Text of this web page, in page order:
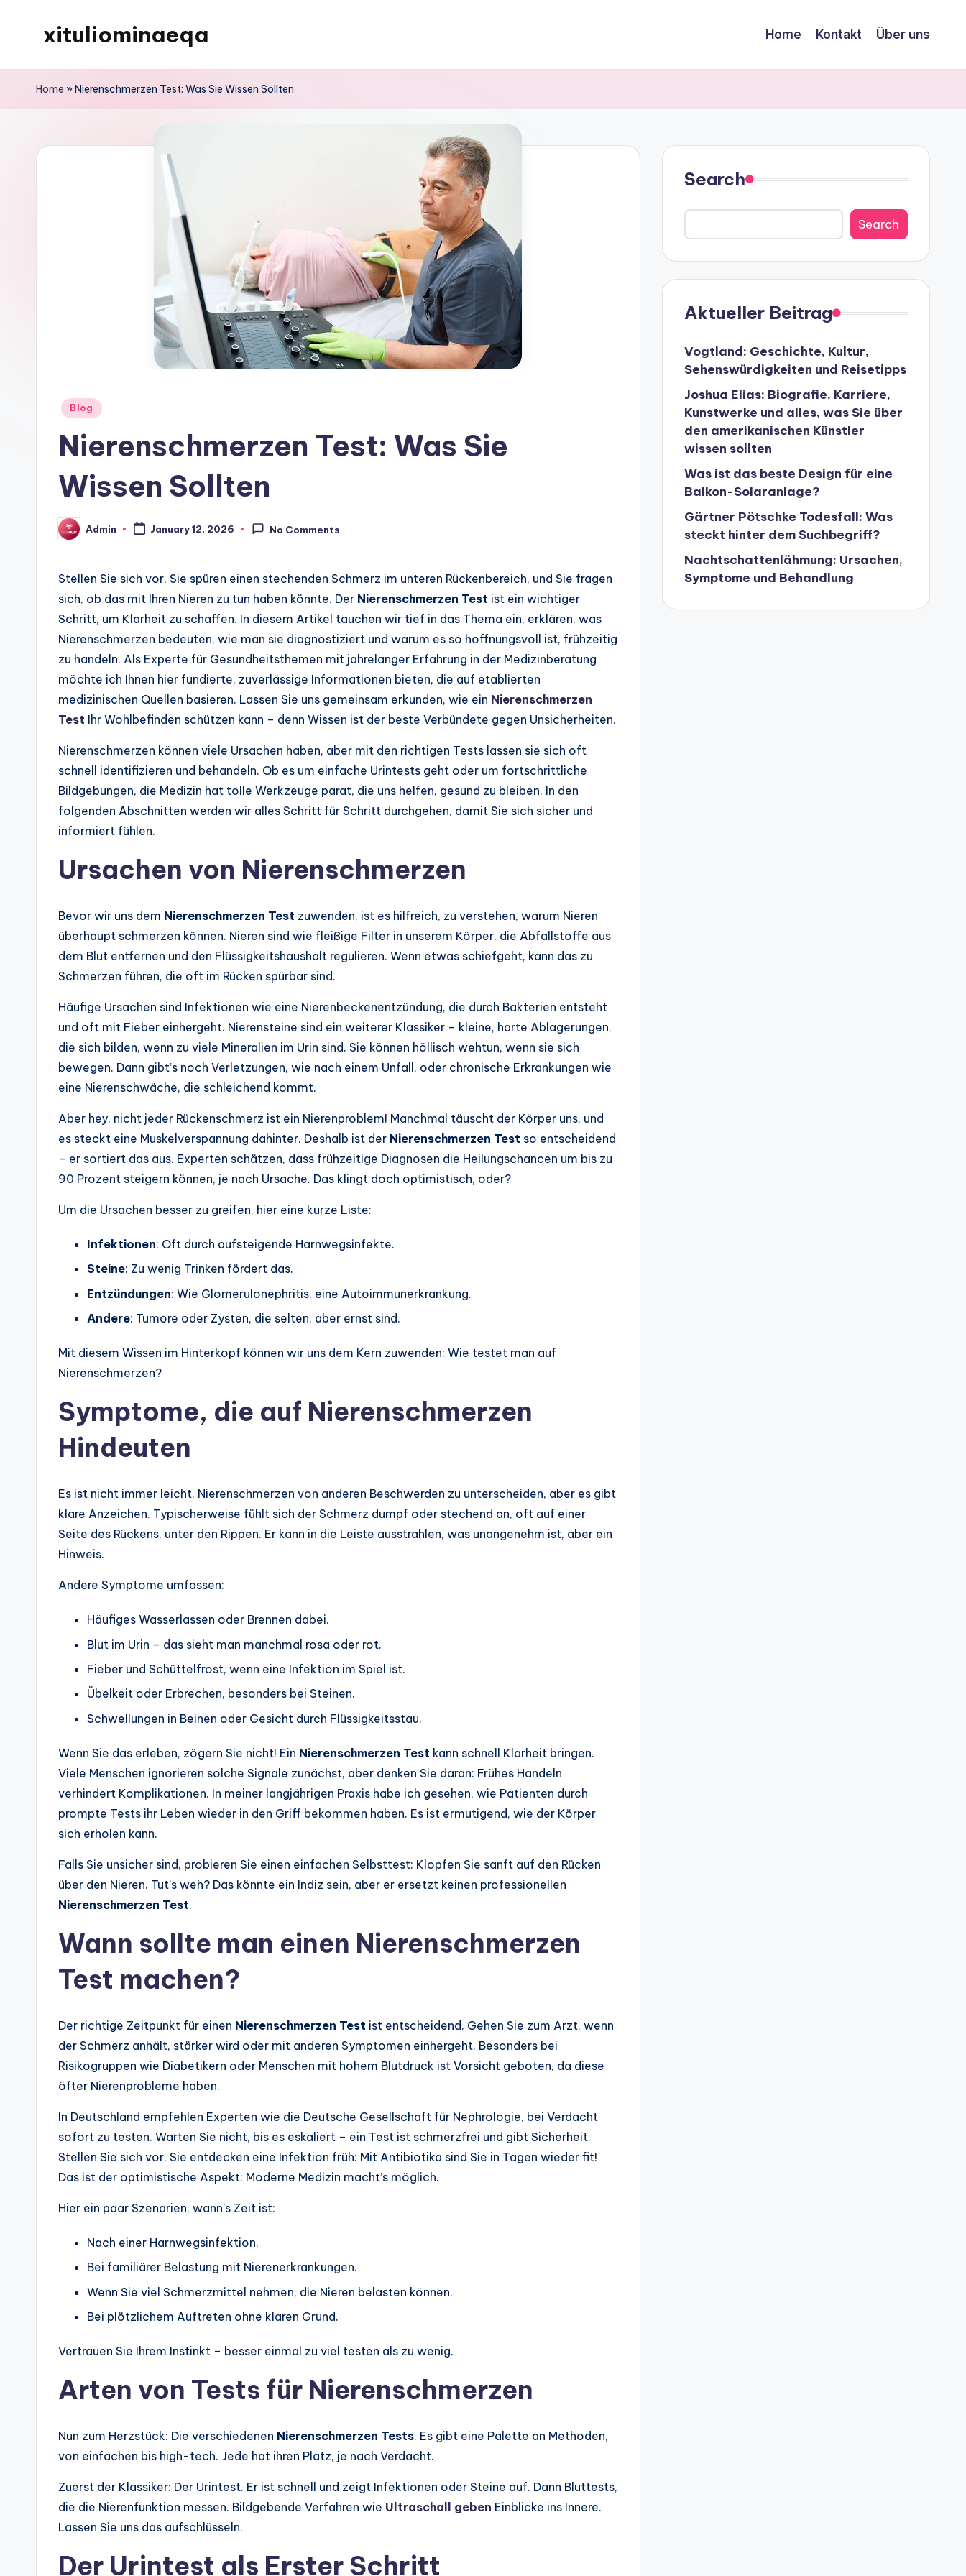
xituliominaeqa Home Kontakt Über uns
Home »Nierenschmerzen Test: Was Sie Wissen Sollten
Posted
Blog
Nierenschmerzen Test: Was Sie
Wissen Sollten
Posted
by
Admin January 12, 2026 No Comments
Stellen Sie sich vor, Sie spüren einen stechenden Schmerz im unteren Rückenbereich, und Sie fragen
sich, ob das mit Ihren Nieren zu tun haben könnte. Der Nierenschmerzen Test ist ein wichtiger
Schritt, um Klarheit zu schaffen. In diesem Artikel tauchen wir tief in das Thema ein, erklären, was
Nierenschmerzen bedeuten, wie man sie diagnostiziert und warum es so hoffnungsvoll ist, frühzeitig
zu handeln. Als Experte für Gesundheitsthemen mit jahrelanger Erfahrung in der Medizinberatung
möchte ich Ihnen hier fundierte, zuverlässige Informationen bieten, die auf etablierten
medizinischen Quellen basieren. Lassen Sie uns gemeinsam erkunden, wie ein Nierenschmerzen
Test Ihr Wohlbefinden schützen kann – denn Wissen ist der beste Verbündete gegen Unsicherheiten.
Nierenschmerzen können viele Ursachen haben, aber mit den richtigen Tests lassen sie sich oft
schnell identifizieren und behandeln. Ob es um einfache Urintests geht oder um fortschrittliche
Bildgebungen, die Medizin hat tolle Werkzeuge parat, die uns helfen, gesund zu bleiben. In den
folgenden Abschnitten werden wir alles Schritt für Schritt durchgehen, damit Sie sich sicher und
informiert fühlen.
Ursachen von Nierenschmerzen
Bevor wir uns dem Nierenschmerzen Test zuwenden, ist es hilfreich, zu verstehen, warum Nieren
überhaupt schmerzen können. Nieren sind wie fleißige Filter in unserem Körper, die Abfallstoffe aus
dem Blut entfernen und den Flüssigkeitshaushalt regulieren. Wenn etwas schiefgeht, kann das zu
Schmerzen führen, die oft im Rücken spürbar sind.
Häufige Ursachen sind Infektionen wie eine Nierenbeckenentzündung, die durch Bakterien entsteht
und oft mit Fieber einhergeht. Nierensteine sind ein weiterer Klassiker – kleine, harte Ablagerungen,
die sich bilden, wenn zu viele Mineralien im Urin sind. Sie können höllisch wehtun, wenn sie sich
bewegen. Dann gibt’s noch Verletzungen, wie nach einem Unfall, oder chronische Erkrankungen wie
eine Nierenschwäche, die schleichend kommt.
Aber hey, nicht jeder Rückenschmerz ist ein Nierenproblem! Manchmal täuscht der Körper uns, und
es steckt eine Muskelverspannung dahinter. Deshalb ist der Nierenschmerzen Test so entscheidend
– er sortiert das aus. Experten schätzen, dass frühzeitige Diagnosen die Heilungschancen um bis zu
90 Prozent steigern können, je nach Ursache. Das klingt doch optimistisch, oder?
Um die Ursachen besser zu greifen, hier eine kurze Liste:
Infektionen: Oft durch aufsteigende Harnwegsinfekte.
Steine: Zu wenig Trinken fördert das.
Entzündungen: Wie Glomerulonephritis, eine Autoimmunerkrankung.
Andere: Tumore oder Zysten, die selten, aber ernst sind.
Mit diesem Wissen im Hinterkopf können wir uns dem Kern zuwenden: Wie testet man auf
Nierenschmerzen?
Symptome, die auf Nierenschmerzen
Hindeuten
Es ist nicht immer leicht, Nierenschmerzen von anderen Beschwerden zu unterscheiden, aber es gibt
klare Anzeichen. Typischerweise fühlt sich der Schmerz dumpf oder stechend an, oft auf einer
Seite des Rückens, unter den Rippen. Er kann in die Leiste ausstrahlen, was unangenehm ist, aber ein
Hinweis.
Andere Symptome umfassen:
Häufiges Wasserlassen oder Brennen dabei.
Blut im Urin – das sieht man manchmal rosa oder rot.
Fieber und Schüttelfrost, wenn eine Infektion im Spiel ist.
Übelkeit oder Erbrechen, besonders bei Steinen.
Schwellungen in Beinen oder Gesicht durch Flüssigkeitsstau.
Wenn Sie das erleben, zögern Sie nicht! Ein Nierenschmerzen Test kann schnell Klarheit bringen.
Viele Menschen ignorieren solche Signale zunächst, aber denken Sie daran: Frühes Handeln
verhindert Komplikationen. In meiner langjährigen Praxis habe ich gesehen, wie Patienten durch
prompte Tests ihr Leben wieder in den Griff bekommen haben. Es ist ermutigend, wie der Körper
sich erholen kann.
Falls Sie unsicher sind, probieren Sie einen einfachen Selbsttest: Klopfen Sie sanft auf den Rücken
über den Nieren. Tut’s weh? Das könnte ein Indiz sein, aber er ersetzt keinen professionellen
Nierenschmerzen Test.
Wann sollte man einen Nierenschmerzen
Test machen?
Der richtige Zeitpunkt für einen Nierenschmerzen Test ist entscheidend. Gehen Sie zum Arzt, wenn
der Schmerz anhält, stärker wird oder mit anderen Symptomen einhergeht. Besonders bei
Risikogruppen wie Diabetikern oder Menschen mit hohem Blutdruck ist Vorsicht geboten, da diese
öfter Nierenprobleme haben.
In Deutschland empfehlen Experten wie die Deutsche Gesellschaft für Nephrologie, bei Verdacht
sofort zu testen. Warten Sie nicht, bis es eskaliert – ein Test ist schmerzfrei und gibt Sicherheit.
Stellen Sie sich vor, Sie entdecken eine Infektion früh: Mit Antibiotika sind Sie in Tagen wieder fit!
Das ist der optimistische Aspekt: Moderne Medizin macht’s möglich.
Hier ein paar Szenarien, wann’s Zeit ist:
Nach einer Harnwegsinfektion.
Bei familiärer Belastung mit Nierenerkrankungen.
Wenn Sie viel Schmerzmittel nehmen, die Nieren belasten können.
Bei plötzlichem Auftreten ohne klaren Grund.
Vertrauen Sie Ihrem Instinkt – besser einmal zu viel testen als zu wenig.
Arten von Tests für Nierenschmerzen
Nun zum Herzstück: Die verschiedenen Nierenschmerzen Tests. Es gibt eine Palette an Methoden,
von einfachen bis high-tech. Jede hat ihren Platz, je nach Verdacht.
Zuerst der Klassiker: Der Urintest. Er ist schnell und zeigt Infektionen oder Steine auf. Dann Bluttests,
die die Nierenfunktion messen. Bildgebende Verfahren wie Ultraschall geben Einblicke ins Innere.
Lassen Sie uns das aufschlüsseln.
Der Urintest als Erster Schritt
Search
Search
Aktueller Beitrag
Vogtland: Geschichte, Kultur,
Sehenswürdigkeiten und Reisetipps
Joshua Elias: Biografie, Karriere,
Kunstwerke und alles, was Sie über
den amerikanischen Künstler
wissen sollten
Was ist das beste Design für eine
Balkon-Solaranlage?
Gärtner Pötschke Todesfall: Was
steckt hinter dem Suchbegriff?
Nachtschattenlähmung: Ursachen,
Symptome und Behandlung